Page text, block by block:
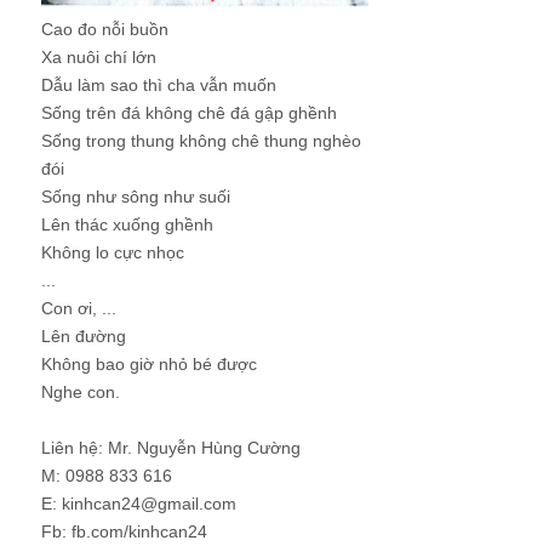
Cao đo nỗi buồn
Xa nuôi chí lớn
Dẫu làm sao thì cha vẫn muốn
Sống trên đá không chê đá gập ghềnh
Sống trong thung không chê thung nghèo
đói
Sống như sông như suối
Lên thác xuống ghềnh
Không lo cực nhọc
Con ơi, ...
Lên đường
Không bao giờ nhỏ bé được
Nghe con.
Liên hệ: Mr. Nguyễn Hùng Cường
M: 0988 833 616
E: kinhcan24@gmail.com
Fb: fb.com/kinhcan24